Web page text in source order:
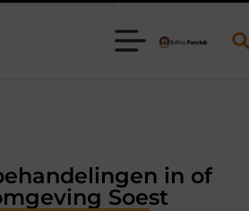
gewoner wordt
in of
Soest